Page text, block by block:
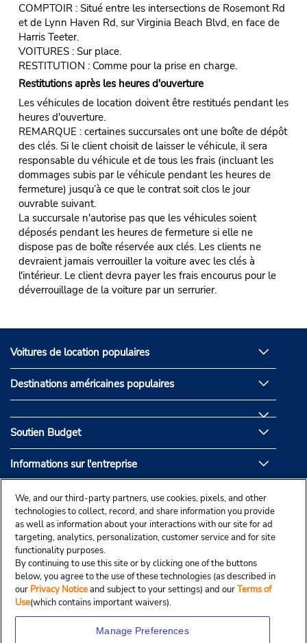
COMPTOIR : Situé entre les intersections de Rosemont Rd
et de Lynn Haven Rd, sur Virginia Beach Blvd, en face de
Harris Teeter.
VOITURES : Sur place.
RESTITUTION : Comme pour la prise en charge.
Restitutions après les heures d'ouverture
Les véhicules de location doivent être restitués pendant les
heures d'ouverture.
REMARQUE : certaines succursales ont une boîte de dépôt
des clés. Si le client choisit de laisser le véhicule, il sera
responsable du véhicule et de tous les frais (incluant les
dommages subis par le véhicule pendant les heures de
fermeture) jusqu’à ce que le contrat soit clos le jour
ouvrable suivant.
La succursale n'autorise pas que les véhicules soient
déposés pendant les heures de fermeture si elle ne
dispose pas de boîte réservée aux clés. Les clients ne
devraient jamais verrouiller la voiture avec les clés à
l'intérieur. Le client devra payer les frais encourus pour le
déverrouillage de la voiture par un serrurier.
Voitures de location populaires
Destinations américaines populaires
Soutien Budget
Informations sur l'entreprise
Partenaires de Budget
We, and our third-party partners, use cookies, pixels, and other
technologies to collect, record, and share information you provide
as well as information about your interactions with our site for ad
targeting, analytics, personalization, customer service and for site
functionality purposes.
By continuing to use this site or by clicking one of the buttons
below, you agree to the use of these technologies (as described in
our Privacy Noticeand subject to your settings) and ourTerms of
Use(which contains important waivers).
Manage Preferences